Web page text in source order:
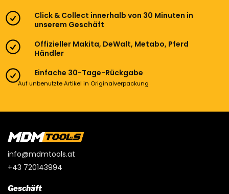
Click & Collect innerhalb von 30 Minuten in
unserem Geschäft
Offizieller Makita, DeWalt, Metabo, Pferd
Händler
Einfache 30-Tage-Rückgabe
Auf unbenutzte Artikel in Originalverpackung
info@mdmtools.at
+43 720143994
Geschäft